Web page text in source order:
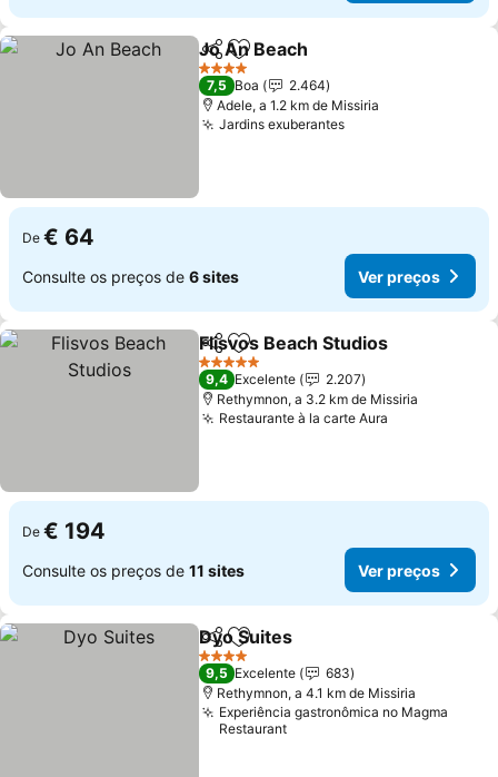
PartilharAdicionar aos favoritos
Jo An Beach
4 Estrelas
7,5 Boa
2.464
Adele, a 1.2 km de Missiria
Jardins exuberantesVer preços
De € 64
Consulte os preços de 6 sites Ver preços
PartilharAdicionar aos favoritos
Flisvos Beach Studios
5 Estrelas
9,4 Excelente
2.207
Rethymnon, a 3.2 km de Missiria
Restaurante à la carte Aura
De € 194
Consulte os preços de 11 sites Ver preços
PartilharAdicionar aos favoritos
Dyo Suites
4 Estrelas
9,5 Excelente
683
Rethymnon, a 4.1 km de Missiria
Experiência gastronômica no Magma
Restaurant